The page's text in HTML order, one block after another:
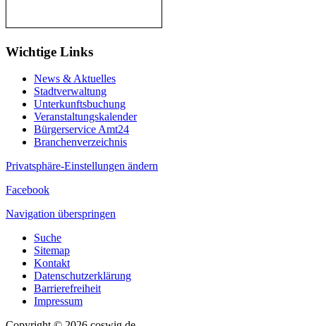
Wichtige Links
News & Aktuelles
Stadtverwaltung
Unterkunftsbuchung
Veranstaltungskalender
Bürgerservice Amt24
Branchenverzeichnis
Privatsphäre-Einstellungen ändern
Facebook
Navigation überspringen
Suche
Sitemap
Kontakt
Datenschutzerklärung
Barrierefreiheit
Impressum